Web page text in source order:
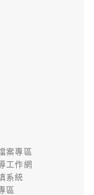
案專區
工作網
系統
區